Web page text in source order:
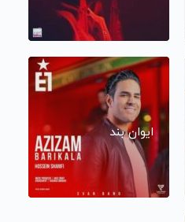
ایوان بند